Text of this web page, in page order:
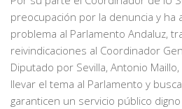
preocupación por la denuncia y ha
problema al Parlamento Andaluz,
reivindicaciones al Coordinador
Diputado por Sevilla, Antonio
llevar el tema al Parlamento y
garanticen un servicio público